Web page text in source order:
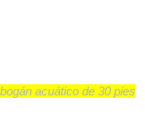
acuático de 30 pies